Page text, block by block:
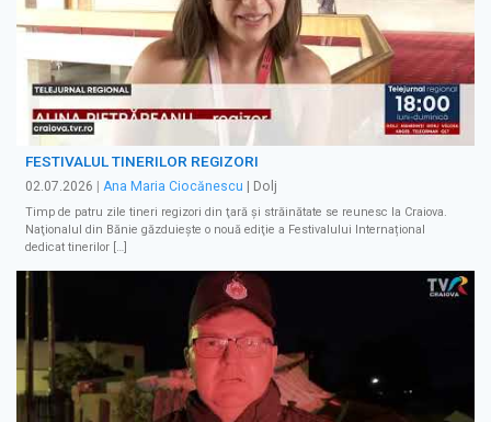
FESTIVALUL TINERILOR REGIZORI
02.07.2026 | Ana Maria Ciocănescu | Dolj
Timp de patru zile tineri regizori din ţară şi străinătate se reunesc la Craiova.
Naţionalul din Bănie găzduieşte o nouă ediţie a Festivalului Internațional
dedicat tinerilor […]